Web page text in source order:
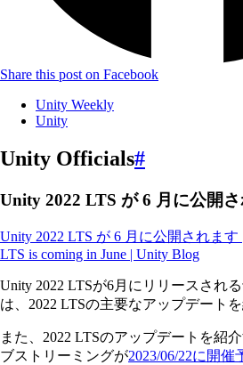
Share this post on Facebook
Unity Weekly
Unity
Unity Officials#
Unity 2022 LTS が 6 月に公開
Unity 2022 LTS が 6 月に公開されます
LTS is coming in June | Unity Blog
Unity 2022 LTSが6月にリリースされ
は、2022 LTSの主要なアップデート
また、2022 LTSのアップデートを紹
ブストリーミングが2023/06/22に開催